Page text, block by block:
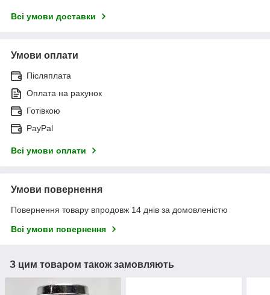
Всі умови доставки
Умови оплати
Післяплата
Оплата на рахунок
Готівкою
PayPal
Всі умови оплати
Умови повернення
Повернення товару впродовж 14 днів за домовленістю
Всі умови повернення
З цим товаром також замовляють